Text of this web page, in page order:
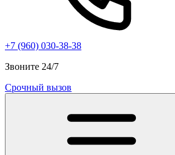
+7 (960) 030-38-38
Звоните 24/7
Срочный вызов